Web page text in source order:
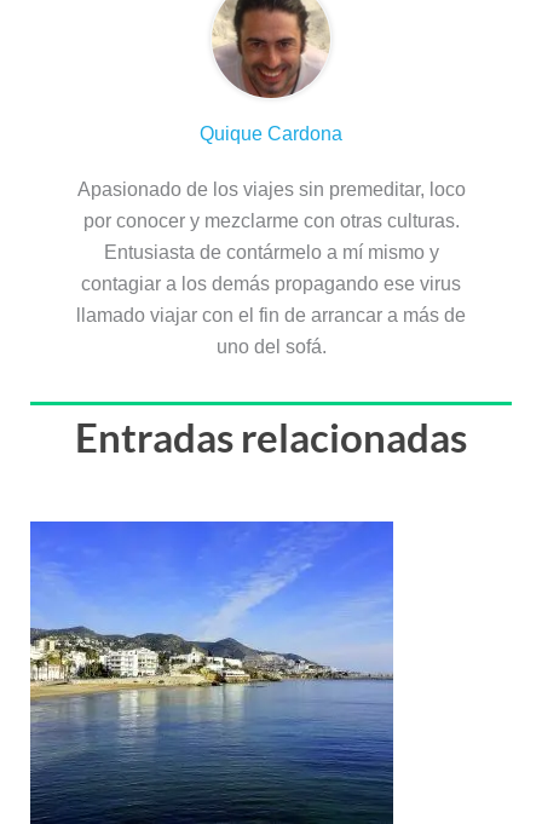
Quique Cardona
Apasionado de los viajes sin premeditar, loco
por conocer y mezclarme con otras culturas.
Entusiasta de contármelo a mí mismo y
contagiar a los demás propagando ese virus
llamado viajar con el fin de arrancar a más de
uno del sofá.
Entradas relacionadas